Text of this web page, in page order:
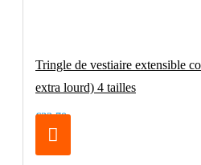
Tringle de vestiaire extensible
extra lourd) 4 tailles
€32.70